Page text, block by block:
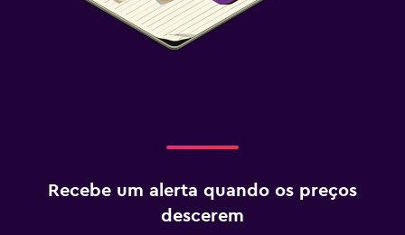
Recebe um alerta quando os preços
descerem